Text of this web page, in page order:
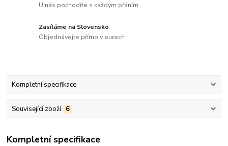
U nás pochodíte s každým přáním
Zasíláme na Slovensko
Objednávejte přímo v eurech
Kompletní specifikace
Související zboží 6
Kompletní specifikace